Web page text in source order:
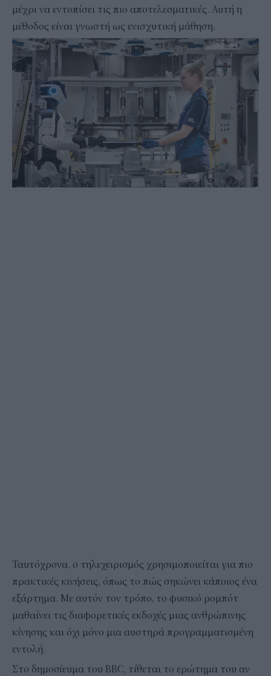
μέχρι να εντοπίσει τις πιο αποτελεσματικές. Αυτή η
μέθοδος είναι γνωστή ως ενισχυτική μάθηση.
Ταυτόχρονα, ο τηλεχειρισμός χρησιμοποιείται για πιο
πρακτικές κινήσεις, όπως το πώς σηκώνει κάποιος ένα
εξάρτημα. Με αυτόν τον τρόπο, το φυσικό ρομπότ
μαθαίνει τις διαφορετικές εκδοχές μιας ανθρώπινης
κίνησης και όχι μόνο μια αυστηρά προγραμματισμένη
εντολή.
Στο δημοσίευμα του BBC, τίθεται το ερώτημα του αν